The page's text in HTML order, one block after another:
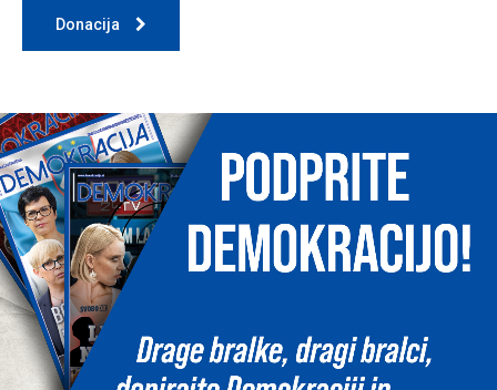
Donacija